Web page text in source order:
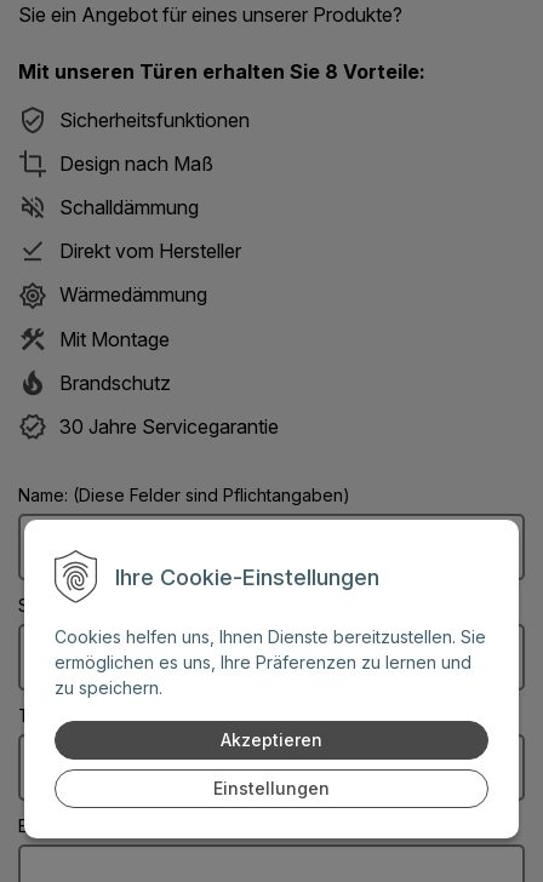
Ihre Cookie-Einstellungen
Cookies helfen uns, Ihnen Dienste bereitzustellen. Sie
ermöglichen es uns, Ihre Präferenzen zu lernen und
zu speichern.
Akzeptieren
Einstellungen
Sie ein Angebot für eines unserer Produkte?
Mit unseren Türen erhalten Sie 8 Vorteile:
Sicherheitsfunktionen
Design nach Maß
Schalldämmung
Direkt vom Hersteller
Wärmedämmung
Mit Montage
Brandschutz
30 Jahre Servicegarantie
Name: (Diese Felder sind Pflichtangaben)
Stadt: (Diese Felder sind Pflichtangaben)
Telefonnummer:
E-Mail: (Diese Felder sind Pflichtangaben)